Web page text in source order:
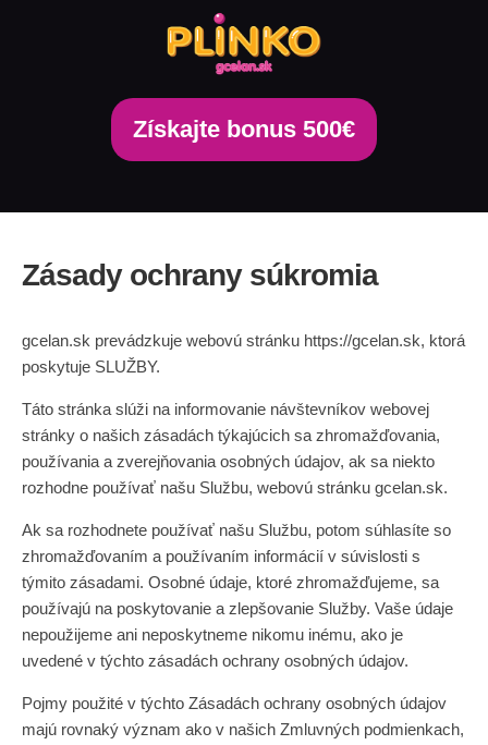
Získajte bonus 500€
Zásady ochrany súkromia
gcelan.sk prevádzkuje webovú stránku https://gcelan.sk, ktorá
poskytuje SLUŽBY.
Táto stránka slúži na informovanie návštevníkov webovej
stránky o našich zásadách týkajúcich sa zhromažďovania,
používania a zverejňovania osobných údajov, ak sa niekto
rozhodne používať našu Službu, webovú stránku gcelan.sk.
Ak sa rozhodnete používať našu Službu, potom súhlasíte so
zhromažďovaním a používaním informácií v súvislosti s
týmito zásadami. Osobné údaje, ktoré zhromažďujeme, sa
používajú na poskytovanie a zlepšovanie Služby. Vaše údaje
nepoužijeme ani neposkytneme nikomu inému, ako je
uvedené v týchto zásadách ochrany osobných údajov.
Pojmy použité v týchto Zásadách ochrany osobných údajov
majú rovnaký význam ako v našich Zmluvných podmienkach,